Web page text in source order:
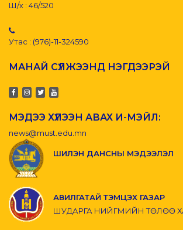
Ш/х : 46/520
Утас : (976)-11-324590
МАНАЙ СҮЛЖЭЭНД НЭГДЭЭРЭЙ
МЭДЭЭ ХҮЛЭЭН АВАХ И-МЭЙЛ:
news@must.edu.mn
ШИЛЭН ДАНСНЫ МЭДЭЭЛЭЛ
АВИЛГАТАЙ ТЭМЦЭХ ГАЗАР
ШУДАРГА НИЙГМИЙН ТӨЛӨӨ